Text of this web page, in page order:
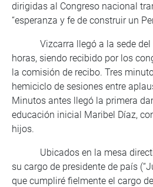
dirigidas al Congreso nacional
“esperanza y fe de construir un
Vizcarra llegó a la sede del
horas, siendo recibido por los
la comisión de recibo. Tres
hemiciclo de sesiones entre
Minutos antes llegó la primera
educación inicial Maribel Díaz,
hijos.
Ubicados en la mesa
su cargo de presidente de país
que cumpliré fielmente el cargo